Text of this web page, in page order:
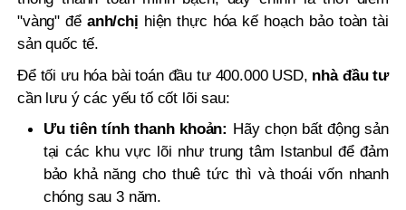
"vàng" để anh/chị hiện thực hóa kế hoạch bảo toàn tài
sản quốc tế.
Để tối ưu hóa bài toán đầu tư 400.000 USD, nhà đầu tư
cần lưu ý các yếu tố cốt lõi sau:
Ưu tiên tính thanh khoản: Hãy chọn bất động sản
tại các khu vực lõi như trung tâm Istanbul để đảm
bảo khả năng cho thuê tức thì và thoái vốn nhanh
chóng sau 3 năm.